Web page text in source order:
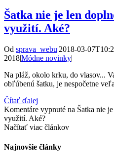
Šatka nie je len
využití. Aké?
Od sprava_webu|2018-03-
2018|Módne novinky|
Na pláž, okolo krku, do vlasov...
obľúbenú šatku, je nespočetne
Čítať ďalej
Komentáre vypnuté na Šatka nie
využití. Aké?
Načítať viac článkov
Najnovšie články